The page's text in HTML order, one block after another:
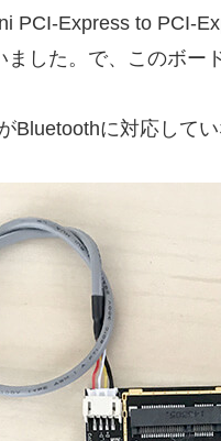
PCI-Express to PCI-
した。で、このボー
Bluetoothに対応してい